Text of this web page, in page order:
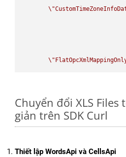
\"
\"
Chuyển đổi XLS Files
giản trên SDK Curl
Thiết lập WordsApi và CellsApi